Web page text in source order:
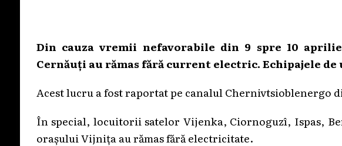
Din cauza vremii nefavorabile din 9 spre 10
Cernăuți au rămas fără current electric. Echipajele
Acest lucru a fost raportat pe canalul Chernivtsioblenergo
În special, locuitorii satelor Vijenka, Ciornoguzî, Ispas,
orașului Vijnița au rămas fără electricitate.